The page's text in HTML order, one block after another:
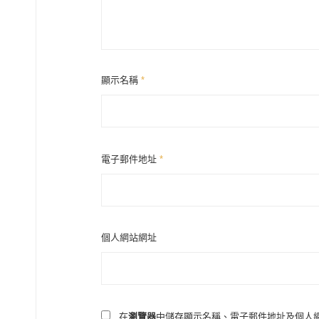
顯示名稱 *
電子郵件地址 *
個人網站網址
在瀏覽器中儲存顯示名稱、電子郵件地址及個人